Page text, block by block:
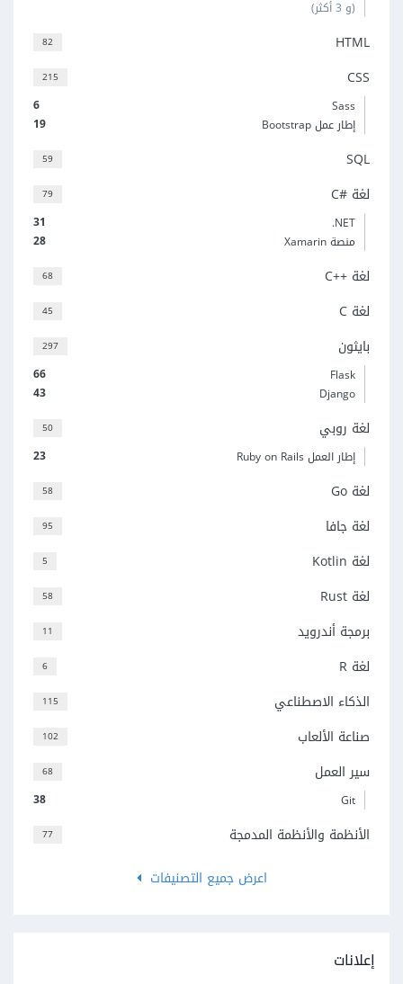
(و 3 أكثر)
82 HTML
215 CSS
6
Sass
19
إطار عمل Bootstrap
59 SQL
79 لغة C#‎
31
‎.NET
28
منصة Xamarin
68 لغة C++‎
45 لغة C
297 بايثون
66
Flask
43
Django
50 لغة روبي
23 إطار العمل Ruby on Rails
58 لغة Go
95 لغة جافا
5 لغة Kotlin
58 لغة Rust
11 برمجة أندرويد
6 لغة R
115 الذكاء الاصطناعي
102 صناعة الألعاب
68 سير العمل
38 Git
77
الأنظمة والأنظمة المدمجة
اعرض جميع التصنيفات
إعلانات